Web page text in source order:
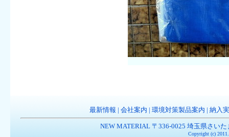
最新情報 会社案内 環境対策製品案内 納入
NEW MATERIAL 〒336-0025 埼玉県さい
Copyright (c)